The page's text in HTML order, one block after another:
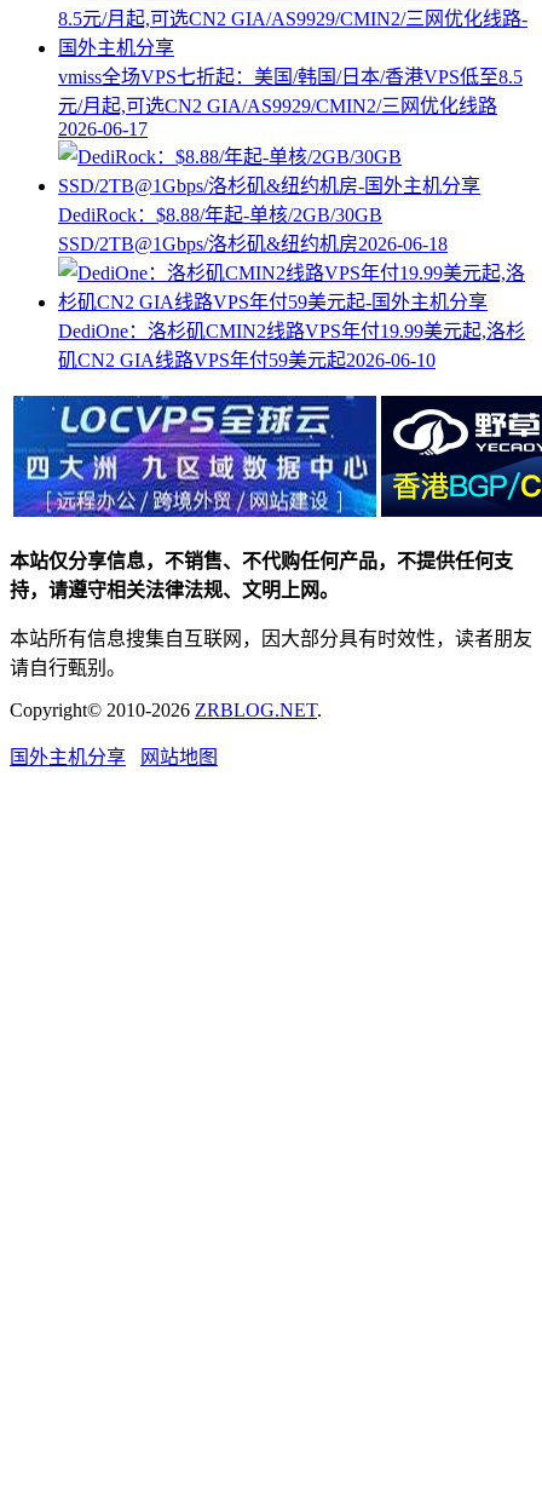
vmiss全场VPS七折起：美国/韩国/日本/香港VPS低至8.5
元/月起,可选CN2 GIA/AS9929/CMIN2/三网优化线路
2026-06-17
DediRock：$8.88/年起-单核/2GB/30GB
SSD/2TB@1Gbps/洛杉矶&纽约机房2026-06-18
DediOne：洛杉矶CMIN2线路VPS年付19.99美元起,洛杉
矶CN2 GIA线路VPS年付59美元起2026-06-10
本站仅分享信息，不销售、不代购任何产品，不提供任何支
持，请遵守相关法律法规、文明上网。
本站所有信息搜集自互联网，因大部分具有时效性，读者朋友
请自行甄别。
Copyright© 2010-2026 ZRBLOG.NET.
国外主机分享 网站地图